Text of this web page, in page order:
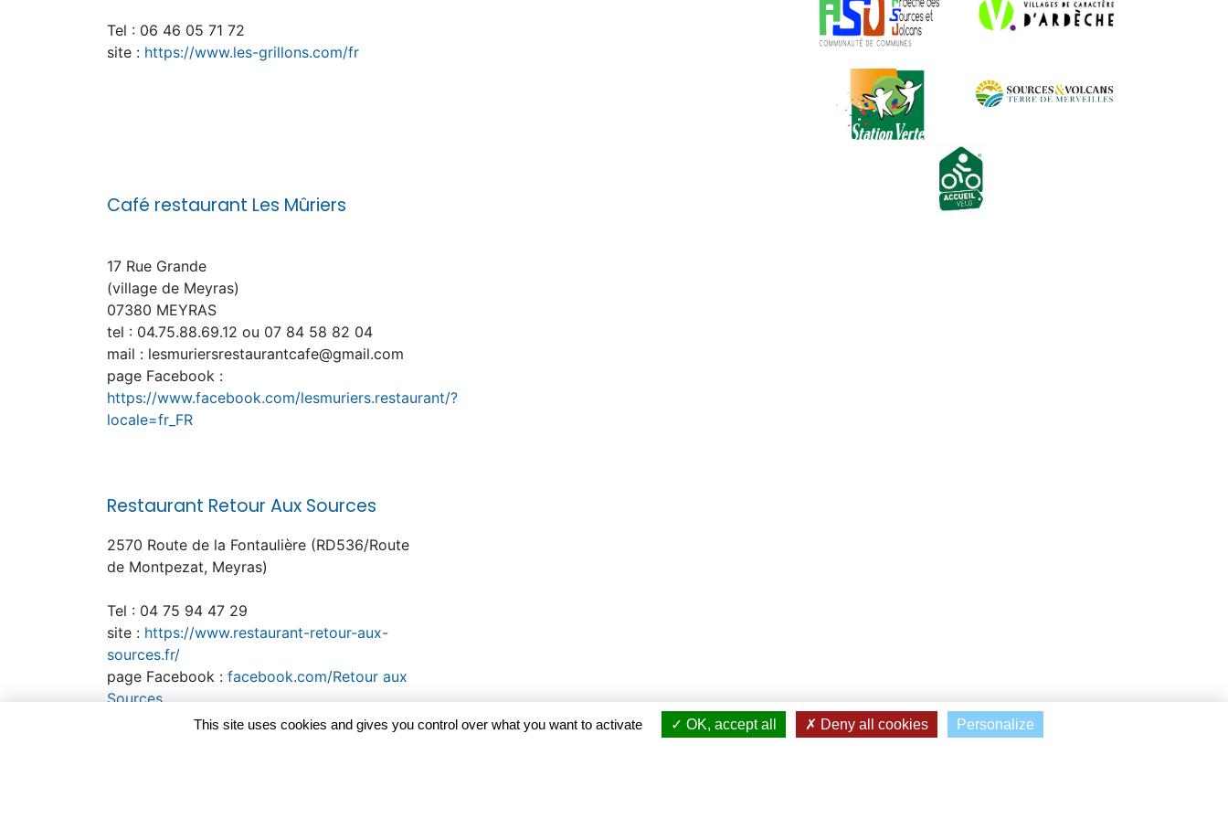
Tel : 06 46 05 71 72
site : https://www.les-grillons.com/fr
Café restaurant Les Mûriers
17 Rue Grande
(village de Meyras)
07380 MEYRAS
tel : 04.75.88.69.12 ou 07 84 58 82 04
mail : lesmuriersrestaurantcafe@gmail.com
page Facebook :
https://www.facebook.com/lesmuriers.restaurant/?
locale=fr_FR
Restaurant Retour Aux Sources
2570 Route de la Fontaulière (RD536/Route
de Montpezat, Meyras)
Tel : 04 75 94 47 29
site : https://www.restaurant-retour-aux-
sources.fr/
page Facebook : facebook.com/Retour aux
Sources
This site uses cookies and gives you control over what you want to activate OK, accept all Deny all cookies Personalize